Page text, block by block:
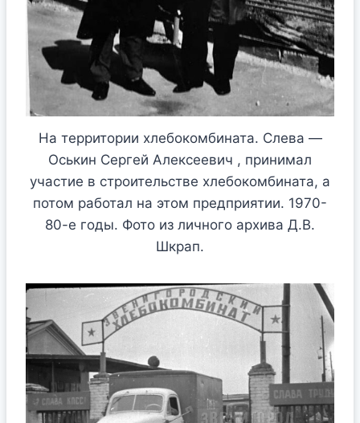
На территории хлебокомбината. Слева —
Оськин Сергей Алексеевич , принимал
участие в строительстве хлебокомбината, а
потом работал на этом предприятии. 1970-
80-е годы. Фото из личного архива Д.В.
Шкрап.